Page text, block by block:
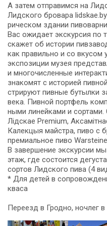
А затем от­пра­вим­ся на
Лидского бровара
ри­че­ском зда­нии
Вас ожи­да­ет экскурсия по
ска­жет об ис­то­рии
как правильно и со вку­сом
экс­по­зи­ции му­зея
и мно­го­чис­лен­ные
знакомят с ис­то­ри­ей
стри­ру­ют пивные бу­тыл­ки
ве­ка. Пивной портфель
ны­ми линейками и
Лідскае Premium,
Калекцыя майстра, пи­во с
премиальное пи­во
В за­вер­ше­ние экс­кур­сии
этаж, где состоится
сортов Лидского пи­ва (4
* Для де­тей в
кваса
Пе­ре­езд в Грод­но, ночлег в